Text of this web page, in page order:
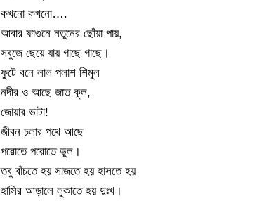
কখনো কখনো….
আবার ফাগুনে নতুনের ছোঁয়া পায়,
সবুজে ছেয়ে যায় গাছে গাছে।
ফুটে বনে লাল পলাশ শিমুল
নদীর ও আছে জাত কূল,
জোয়ার ভাটা!
জীবন চলার পথে আছে
পরোতে পরোতে ভুল।
তবু বাঁচতে হয় সাজতে হয় হাসতে হয়
হাসির আড়ালে লুকাতে হয় দুঃখ।